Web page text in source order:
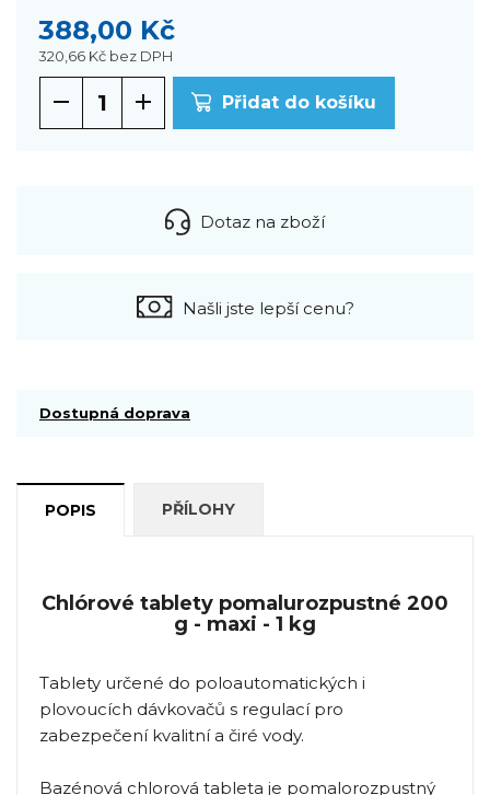
388,00 Kč
320,66 Kč bez DPH
Přidat do košíku
Dotaz na zboží
Našli jste lepší cenu?
Dostupná doprava
POPIS PŘÍLOHY
Chlórové tablety pomalurozpustné 200
g - maxi - 1 kg
Tablety určené do poloautomatických i
plovoucích dávkovačů s regulací pro
zabezpečení kvalitní a čiré vody.
Bazénová chlorová tableta je pomalorozpustný